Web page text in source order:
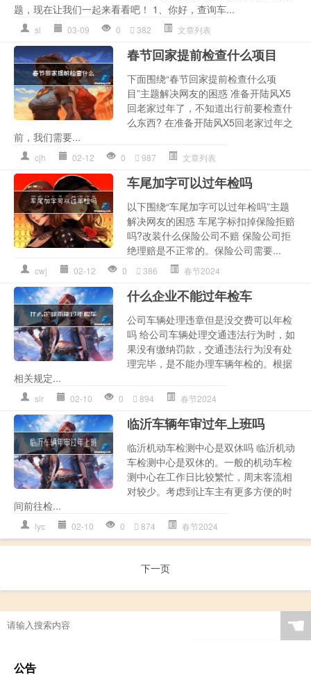
题，现在让我们一起来看看吧！ 1、你好，查询车...
sl 03-09 0 382 文章列表
春节回家提前检查什么项目
下面围绕“春节回家提前检查什么项
目”主题解决网友的困惑 准备开陆风X5
回老家过年了，不知道出行前要检查什
么东西? 在准备开陆风X5回老家过年之
前，我们需要...
cjh 02-12 0 987 文章列表
车尾加字可以过年检吗
以下围绕“车尾加字可以过年检吗”主题
解决网友的困惑 车尾字标扣掉保险拒赔
吗?改装什么保险公司不赔 保险公司拒
绝理赔是不正常的。保险公司需要...
cwj 02-12 0 386 春节2024
什么企业不能过年检车
公司车辆处理违章但是没交费可以年检
吗 给公司车辆处理交通违法行为时，如
果没有缴纳罚款，交通违法行为没有处
理完毕，是不能办理车辆年检的。根据
相关规定...
slr 02-10 0 894 春节2024
临沂车辆年审过年上班吗
临沂机动车检测中心是双休吗 临沂机动
车检测中心是双休的。一般的机动车检
测中心在工作日比较繁忙，周末客流相
对较少。考虑到让车主有更多方便的时
间前往检...
lyc 02-10 0 874 春节2024
下一页
☚
公告